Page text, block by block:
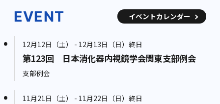
EVENT イベントカレンダー
12月12日（土） - 12月13日（日）終日
第123回 日本消化器内視鏡学会関東支部例会
支部例会
11月21日（土） - 11月22日（日）終日